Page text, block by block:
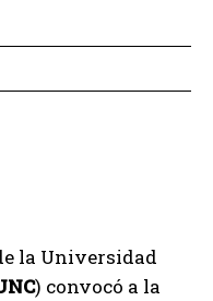
la Universidad
) convocó a la